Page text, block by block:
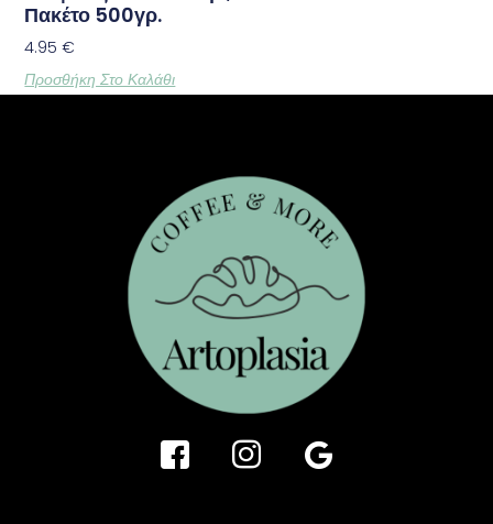
Πακέτο 500γρ.
4.95€
Προσθήκη Στο Καλάθι